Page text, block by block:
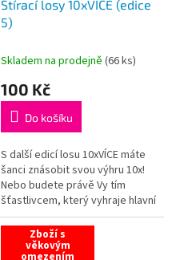
Stírací losy 10xVÍCE (edice
5)
Skladem na prodejně (66 ks)
100 Kč
Do košíku
S další edicí losu 10xVÍCE máte
šanci znásobit svou výhru 10x!
Nebo budete právě Vy tím
šťastlivcem, který vyhraje hlavní
výhru, která činí krásných 5
MILIONŮ?Zboží s
věkovým
omezením